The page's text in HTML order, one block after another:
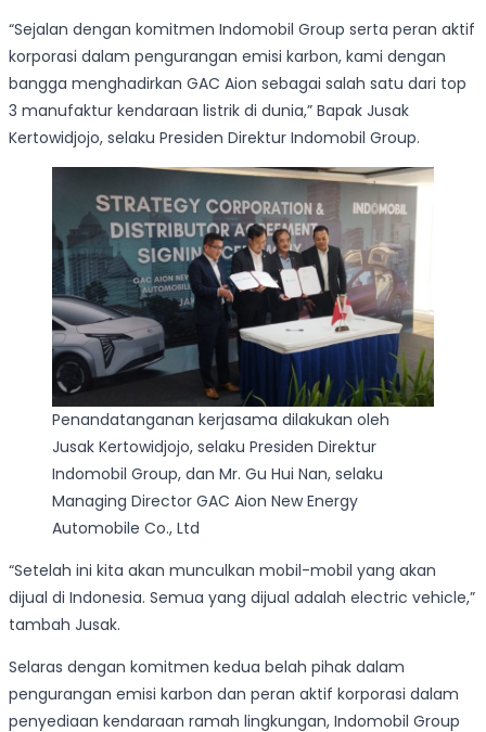
“Sejalan dengan komitmen Indomobil Group serta peran aktif
korporasi dalam pengurangan emisi karbon, kami dengan
bangga menghadirkan GAC Aion sebagai salah satu dari top
3 manufaktur kendaraan listrik di dunia,” Bapak Jusak
Kertowidjojo, selaku Presiden Direktur Indomobil Group.
Penandatanganan kerjasama dilakukan oleh
Jusak Kertowidjojo, selaku Presiden Direktur
Indomobil Group, dan Mr. Gu Hui Nan, selaku
Managing Director GAC Aion New Energy
Automobile Co., Ltd
“Setelah ini kita akan munculkan mobil-mobil yang akan
dijual di Indonesia. Semua yang dijual adalah electric vehicle,”
tambah Jusak.
Selaras dengan komitmen kedua belah pihak dalam
pengurangan emisi karbon dan peran aktif korporasi dalam
penyediaan kendaraan ramah lingkungan, Indomobil Group